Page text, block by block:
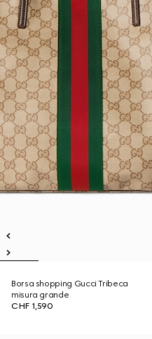
Borsa shopping Gucci Tribeca
misura grande
CHF 1,590